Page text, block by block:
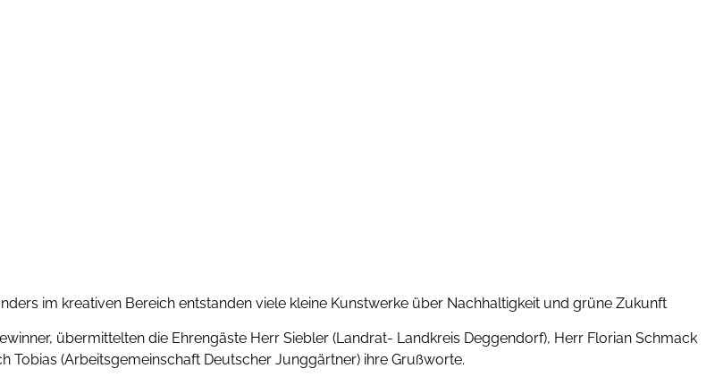
im kreativen Bereich entstanden viele kleine Kunstwerke über Nachhaltigkeit und grüne Zukunft
übermittelten die Ehrengäste Herr Siebler (Landrat- Landkreis Deggendorf), Herr Florian Schmack
Tobias (Arbeitsgemeinschaft Deutscher Junggärtner) ihre Grußworte.